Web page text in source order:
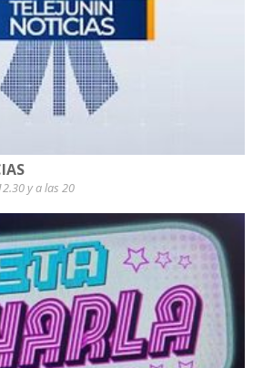
y a las 20